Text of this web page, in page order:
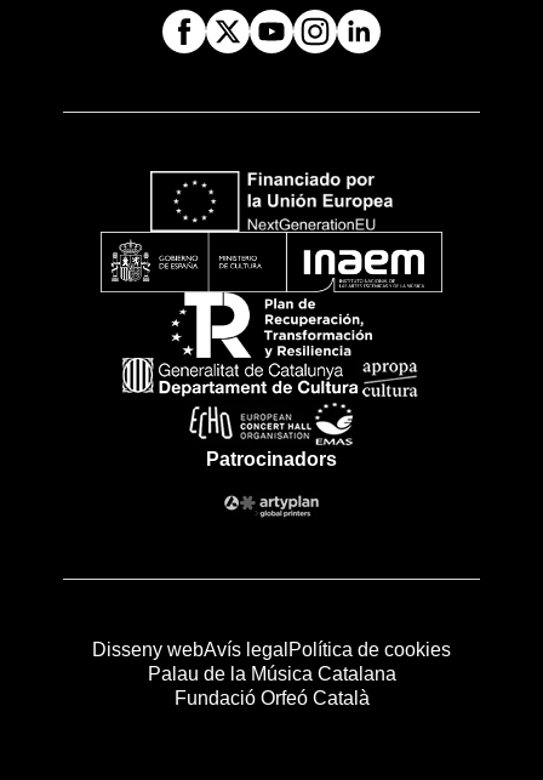
Patrocinadors
Disseny webAvís legal Política de cookies
Palau de la Música Catalana
Fundació Orfeó Català